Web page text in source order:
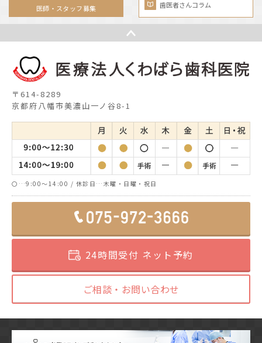
医師・スタッフ募集 歯医者さんコラム
〒614-8289
京都府八幡市美濃山一ノ谷8-1
〇…9:00～14:00 / 休診日…木曜・日曜・祝日
24時間受付 ネット予約
ご相談・お問い合わせ